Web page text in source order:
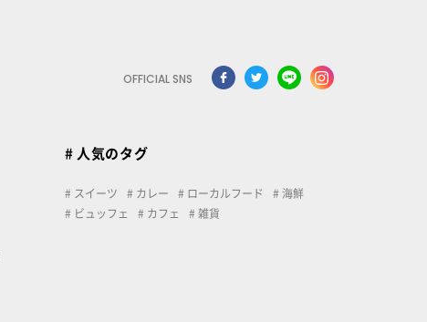
OFFICIAL SNS
# 人気のタグ
スイーツ カレー ローカルフード
海鮮
ビュッフェ
カフェ 雑貨